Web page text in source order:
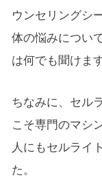
ウンセリングシ
体の悩みについ
は何でも聞けます
ちなみに、セル
こそ専門のマシ
人にもセルライ
た。